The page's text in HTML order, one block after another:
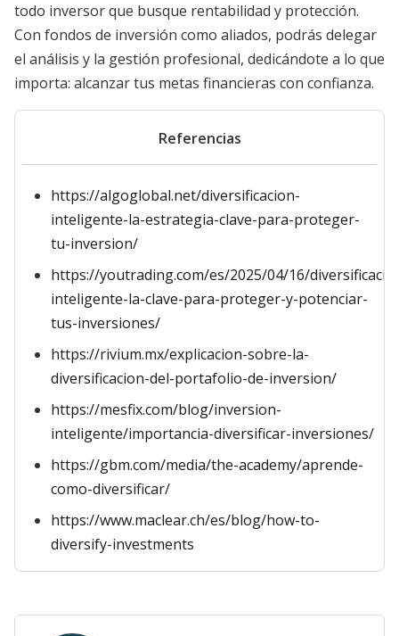
todo inversor que busque rentabilidad y protección.
Con fondos de inversión como aliados, podrás delegar
el análisis y la gestión profesional, dedicándote a lo que
importa: alcanzar tus metas financieras con confianza.
Referencias
https://algoglobal.net/diversificacion-
inteligente-la-estrategia-clave-para-proteger-
tu-inversion/
https://youtrading.com/es/2025/04/16/
inteligente-la-clave-para-proteger-y-potenciar-
tus-inversiones/
https://rivium.mx/explicacion-sobre-la-
diversificacion-del-portafolio-de-inversion/
https://mesfix.com/blog/inversion-
inteligente/importancia-diversificar-inversiones/
https://gbm.com/media/the-academy/aprende-
como-diversificar/
https://www.maclear.ch/es/blog/how-to-
diversify-investments